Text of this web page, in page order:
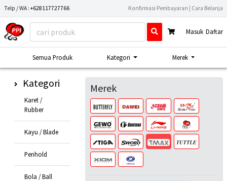
Telp / WA : +628117727766 Konfirmasi Pembayaran Cara Belanja
Masuk Daftar
Semua Produk Kategori Merek
Kategori
Karet /
Rubber
Kayu / Blade
Penhold
Bola / Ball
Merek